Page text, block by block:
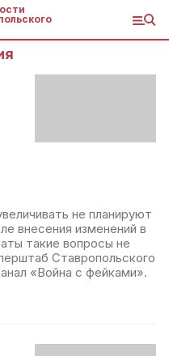
не планируют
внесения изменений в
такие вопросы не
Ставропольского
«Война с фейками».